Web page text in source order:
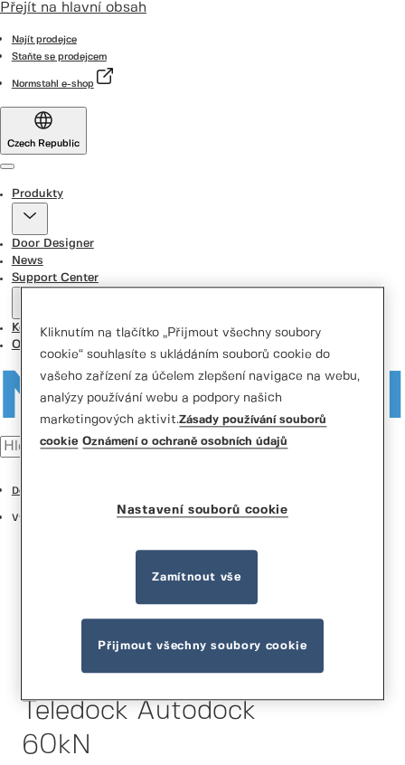
Přejít na hlavní obsah
Najít prodejce
Staňte se prodejcem
Normstahl e-shop
Czech Republic
Produkty
Door Designer
News
Support Center
Kontaktujte nás
O nás
Dokovací řešení
Vyrovnávače doků
Normstahl LT62AD
Teledock Autodock
60kN
Kliknutím na tlačítko „Přijmout všechny soubory
cookie“ souhlasíte s ukládáním souborů cookie do
vašeho zařízení za účelem zlepšení navigace na webu,
analýzy používání webu a podpory našich
marketingových aktivit.Zásady používání souborů
cookie Oznámení o ochraně osobních údajů
Nastavení souborů cookie
Zamítnout vše
Přijmout všechny soubory cookie